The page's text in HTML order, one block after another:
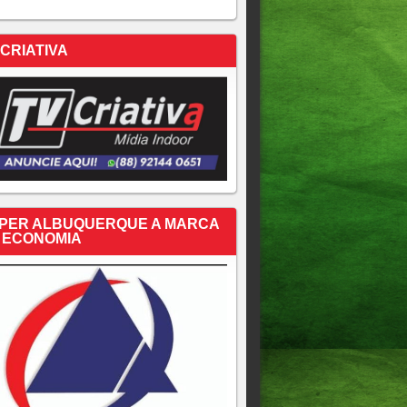
ALBUQUERQUE A MARCA
ECONOMIA